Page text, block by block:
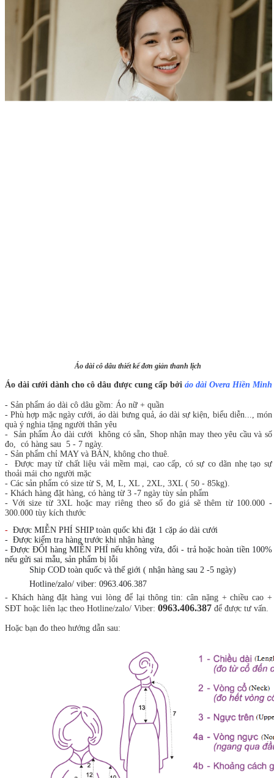
Áo dài cô dâu thiết kế đơn giản thanh lịch
Áo dài cưới dành cho cô dâu được cung cấp bởi áo dài Overa Hiền Minh
- Sản phẩm áo dài cô dâu gồm: Áo nữ + quần
- Phù hợp mặc ngày cưới, áo dài bưng quả, áo dài sự kiện, biểu diễn..., món
quà ý nghia tặng người thân yêu
- Sản phẩm Áo dài cưới không có sẵn, Shop nhận may theo yêu cầu và số
đo, có hàng sau 5 - 7 ngày.
- Sản phẩm chỉ MAY và BÁN, không cho thuê.
- Được may từ chất liệu vải mềm mại, cao cấp, có sự co dãn nhẹ tạo sự
thoải mái cho người mặc
- Các sản phẩm có size từ S, M, L, XL , 2XL, 3XL ( 50 - 85kg).
- Khách hàng đặt hàng, có hàng từ 3 -7 ngày tùy sản phẩm
- Với size từ 3XL hoặc may riêng theo số đo giá sẽ thêm từ 100.000 -
300.000 tùy kích thước
- Được MIỄN PHÍ SHIP toàn quốc khi đặt 1 cặp áo dài cưới
- Được kiểm tra hàng trước khi nhận hàng
- Được ĐỔI hàng MIỄN PHÍ nếu không vừa, đổi - trả hoặc hoàn tiền 100%
nếu gửi sai mẫu, sản phẩm bị lỗi
Ship COD toàn quốc và thế giới ( nhận hàng sau 2 -5 ngày)
Hotline/zalo/ viber: 0963.406.387
- Khách hàng đặt hàng vui lòng để lại thông tin: cân nặng + chiều cao +
SĐT hoặc liên lạc theo Hotline/zalo/ Viber: 0963.406.387 để được tư vấn.
Hoặc bạn đo theo hướng dẫn sau: